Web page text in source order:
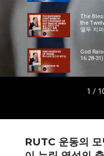
The
the
열두 지
God
16:28-
1 /
RUTC 운동의